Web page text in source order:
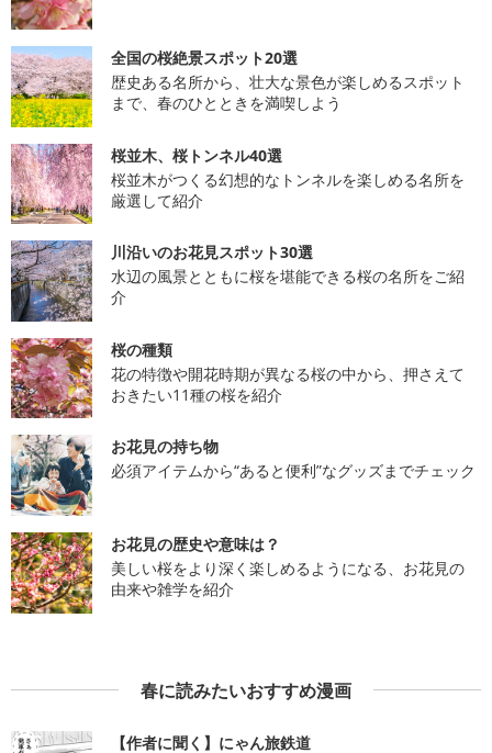
全国の桜絶景スポット20選
歴史ある名所から、壮大な景色が楽しめるスポット
まで、春のひとときを満喫しよう
桜並木、桜トンネル40選
桜並木がつくる幻想的なトンネルを楽しめる名所を
厳選して紹介
川沿いのお花見スポット30選
水辺の風景とともに桜を堪能できる桜の名所をご紹
介
桜の種類
花の特徴や開花時期が異なる桜の中から、押さえて
おきたい11種の桜を紹介
お花見の持ち物
必須アイテムから“あると便利”なグッズまでチェック
お花見の歴史や意味は？
美しい桜をより深く楽しめるようになる、お花見の
由来や雑学を紹介
春に読みたいおすすめ漫画
【作者に聞く】にゃん旅鉄道